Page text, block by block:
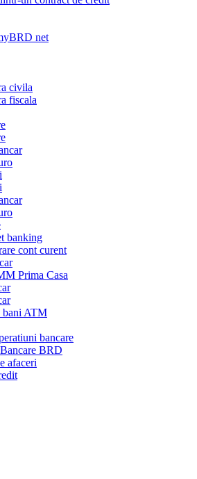
net
civila
fiscala
banking
cont curent
Prima Casa
bani ATM
bancare
BRD
afaceri